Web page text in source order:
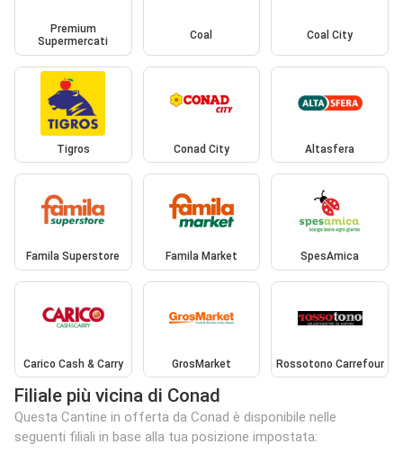
Premium
Supermercati
Coal Coal City
Tigros Conad City Altasfera
Famila Superstore Famila Market SpesAmica
Carico Cash & Carry GrosMarket Rossotono Carrefour
Filiale più vicina di Conad
Questa Cantine in offerta da Conad è disponibile nelle
seguenti filiali in base alla tua posizione impostata: